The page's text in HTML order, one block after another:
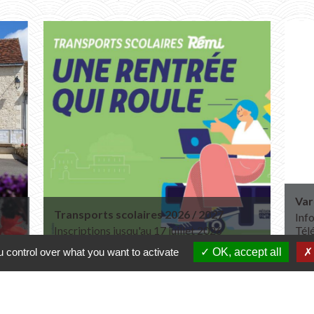
Transports scolaires 2026 / 2027
Inscriptions jusqu'au 17 juillet 2026
over what you want to activate OK, accept all